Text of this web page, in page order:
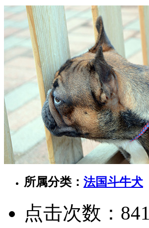
所属分类： 法国斗牛犬
点击次数： 841